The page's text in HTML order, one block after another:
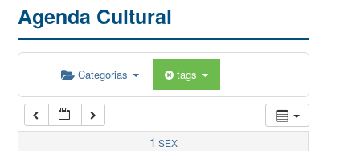
Agenda Cultural
Categorias tags
1 SEX